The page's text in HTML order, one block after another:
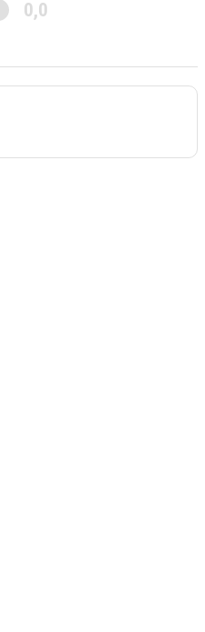
0,0